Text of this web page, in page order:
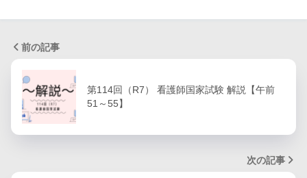
前の記事
第114回（R7） 看護師国家試験 解説【午前
51～55】
次の記事